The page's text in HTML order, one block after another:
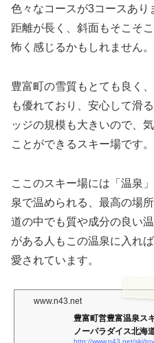
色々なコースが3コースあ
距離が長く、斜面もそこそ
怖く感じるかもしれません。
豊富町の雪質もとても良く
も優れており、安心して滑
ッジの規模も大きいので、
ことができるスキー場です。
ここのスキー場には「温泉
泉で温められる、最高の場
道の中でも質や成分の良い
がある人もこの温泉に入れ
愛されています。
www.n43.net
豊富町営豊富温泉ス
ノーパラダイス北海